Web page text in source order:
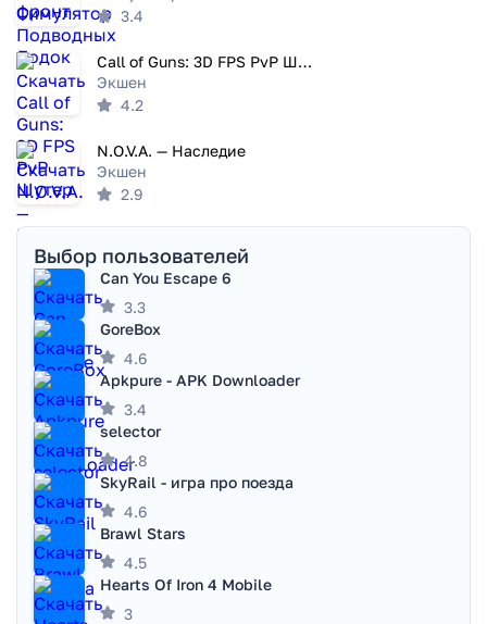
3.4
Call of Guns: 3D FPS PvP Шутер
Экшен
4.2
N.O.V.A. — Наследие
Экшен
2.9
Выбор пользователей
Can You Escape 6
3.3
GoreBox
4.6
Apkpure - APK Downloader
3.4
selector
4.8
SkyRail - игра про поезда
4.6
Brawl Stars
4.5
Hearts Of Iron 4 Mobile
3